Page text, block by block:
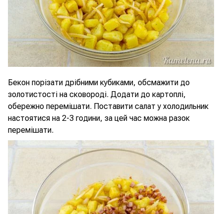
Бекон порізати дрібними кубиками, обсмажити до
золотистості на сковороді. Додати до картоплі,
обережно перемішати. Поставити салат у холодильник
настоятися на 2-3 години, за цей час можна разок
перемішати.